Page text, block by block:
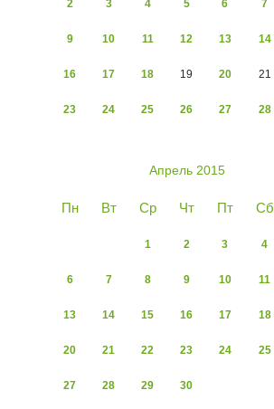
2 3 4 5 6 7
9 10 11 12 13 14
16 17 18 19 20 21
23 24 25 26 27 28
Апрель 2015
Пн Вт Ср Чт Пт Сб
1 2 3 4
6 7 8 9 10 11
13 14 15 16 17 18
20 21 22 23 24 25
27 28 29 30